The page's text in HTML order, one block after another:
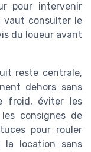
pour intervenir
vaut consulter le
du loueur avant
reste centrale,
dehors sans
froid, éviter les
consignes de
pour rouler
la location sans